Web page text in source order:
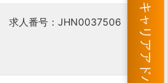
求人番号：JHN0037506